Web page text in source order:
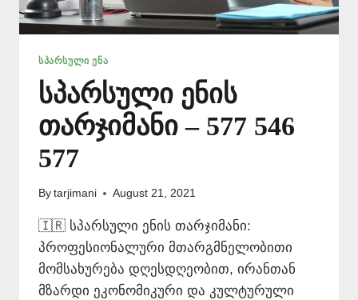
ᲡᲞᲐᲠᲡᲣᲚᲘ ᲔᲜᲐ
სპარსული ენის
თარჯიმანი – 577 546
577
By tarjimani August 21, 2021
🇮🇷 სპარსული ენის თარჯიმანი:
პროფესიონალური მთარგმნელობითი
მომსახურება დღესდღეობით, ირანთან
მზარდი ეკონომიკური და კულტურული